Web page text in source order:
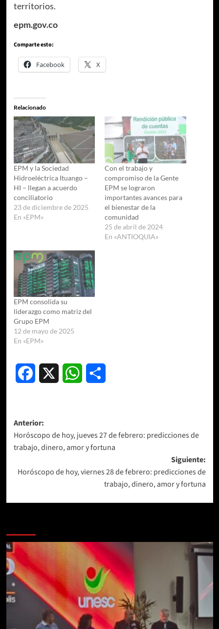
territorios.
epm.gov.co
Comparte esto:
Facebook X
Relacionado
EPM y la Sociedad
Hidroeléctrica Ituango –
HI – llegan a acuerdo
conciliatorio
23 de diciembre de 2025
En «EPM»
Con el trabajo y
compromiso de la Gente
EPM se lograron
importantes avances para
el bienestar de la
comunidad
25 de abril de 2024
En «ANTIOQUIA»
EPM consolida su
liderazgo como matriz del
Grupo EPM
12 de mayo de 2025
En «EPM»
Facebook WhatsApp
Navegación
de
entradas
Anterior:
Horóscopo de hoy, jueves 27 de febrero: predicciones de
trabajo, dinero, amor y fortuna
Siguiente:
Horóscopo de hoy, viernes 28 de febrero: predicciones de
trabajo, dinero, amor y fortuna